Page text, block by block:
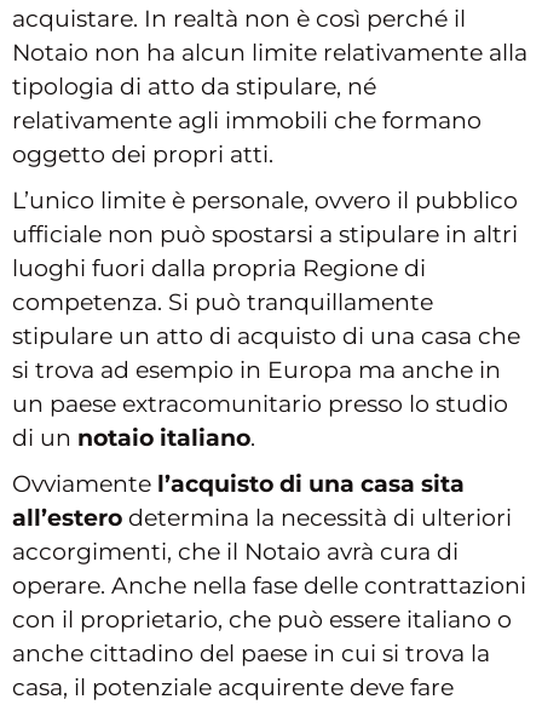
acquistare. In realtà non è così perché il
Notaio non ha alcun limite relativamente alla
tipologia di atto da stipulare, né
relativamente agli immobili che formano
oggetto dei propri atti.
L’unico limite è personale, ovvero il pubblico
ufficiale non può spostarsi a stipulare in altri
luoghi fuori dalla propria Regione di
competenza. Si può tranquillamente
stipulare un atto di acquisto di una casa che
si trova ad esempio in Europa ma anche in
un paese extracomunitario presso lo studio
di un notaio italiano.
Ovviamente l’acquisto di una casa sita
all’estero determina la necessità di ulteriori
accorgimenti, che il Notaio avrà cura di
operare. Anche nella fase delle contrattazioni
con il proprietario, che può essere italiano o
anche cittadino del paese in cui si trova la
casa, il potenziale acquirente deve fare